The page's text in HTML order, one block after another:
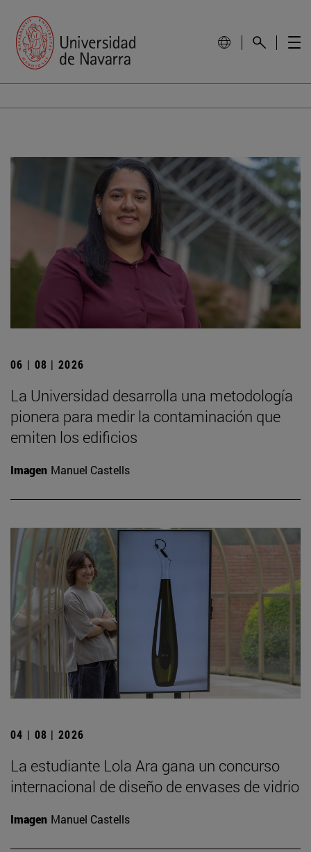
06 | 08 | 2026
La Universidad desarrolla una metodología
pionera para medir la contaminación que
emiten los edificios
Imagen Manuel Castells
04 | 08 | 2026
La estudiante Lola Ara gana un concurso
internacional de diseño de envases de vidrio
Imagen Manuel Castells